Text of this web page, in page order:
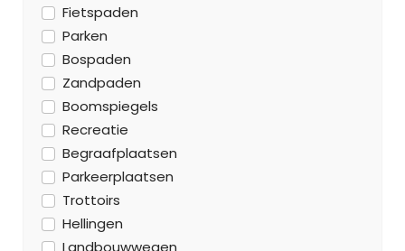
Fietspaden
Parken
Bospaden
Zandpaden
Boomspiegels
Recreatie
Begraafplaatsen
Parkeerplaatsen
Trottoirs
Hellingen
Landbouwwegen